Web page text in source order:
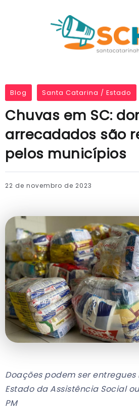
Blog Santa Catarina / Estado
Chuvas em SC:
arrecadados são
pelos municípios
22 de novembro de 2023
Doações podem ser
Estado da Assistência Social
PM